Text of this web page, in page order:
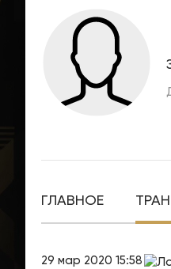
ГЛАВНОЕ
29 мар 2020 15:58